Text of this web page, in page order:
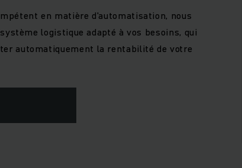
en matière d'automatisation, nous
logistique adapté à vos besoins, qui
automatiquement la rentabilité de votre